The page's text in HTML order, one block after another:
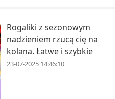
Rogaliki z sezonowym
nadzieniem rzucą cię na
kolana. Łatwe i szybkie
23-07-2025 14:46:10